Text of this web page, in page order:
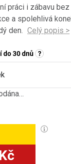
práci i zábavu
a spolehlivá
den.
do 30 dnů ?